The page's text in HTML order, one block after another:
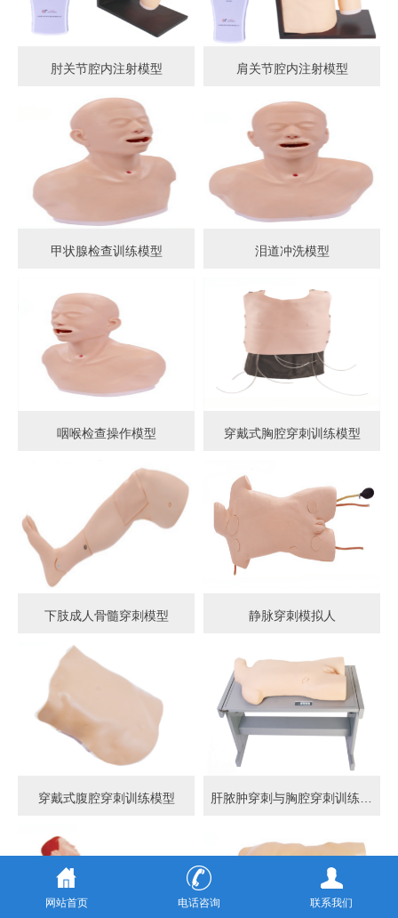
肘关节腔内注射模型 肩关节腔内注射模型
甲状腺检查训练模型 泪道冲洗模型
咽喉检查操作模型 穿戴式胸腔穿刺训练模型
下肢成人骨髓穿刺模型 静脉穿刺模拟人
穿戴式腹腔穿刺训练模型
网站首页 电话咨询 联系我们